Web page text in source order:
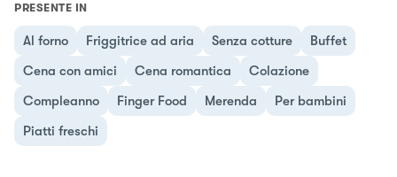
PRESENTE IN
Al forno Friggitrice ad aria Senza cotture
Buffet
Cena con amici
Cena romantica
Colazione
Compleanno
Finger Food Merenda
Per bambini
Piatti freschi